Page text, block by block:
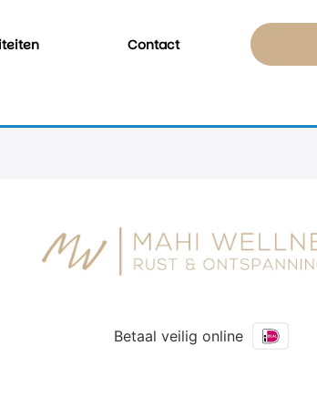
Contact
Betaal veilig online